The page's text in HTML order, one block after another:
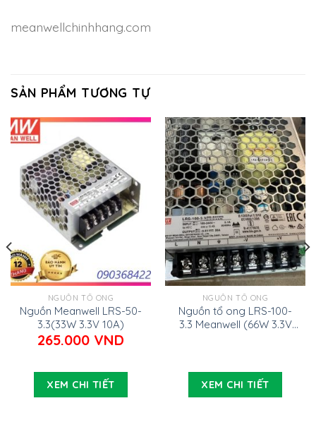
meanwellchinhhang.com
SẢN PHẨM TƯƠNG TỰ
NGUỒN TỔ ONG
Nguồn Meanwell LRS-50-
3.3(33W 3.3V 10A)
265.000 VND
XEM CHI TIẾT
NGUỒN TỔ ONG
Nguồn tổ ong LRS-100-
3.3 Meanwell (66W 3.3V
XEM CHI TIẾT